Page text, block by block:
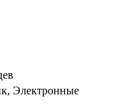
Электронные